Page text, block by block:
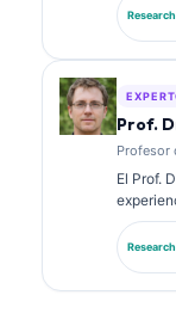
en
Prof.
Profesor
El Prof.
Clínica,